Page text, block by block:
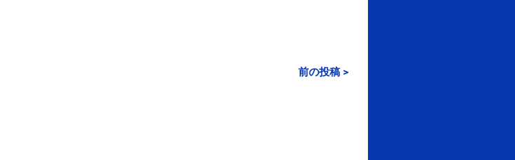
前の投稿 >